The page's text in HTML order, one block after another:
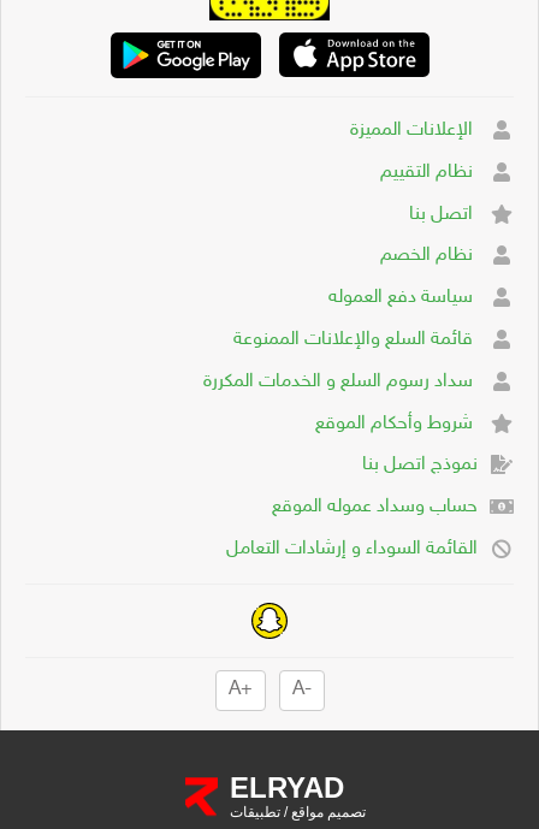
الإعلانات المميزة
نظام التقييم
اتصل بنا
نظام الخصم
سياسة دفع العموله
قائمة السلع والإعلانات الممنوعة
سداد رسوم السلع و الخدمات المكررة
شروط وأحكام الموقع
نموذج اتصل بنا
حساب وسداد عموله الموقع
القائمة السوداء و إرشادات التعامل
-A
+A
ELRYAD
تصميم مواقع/ تطبيقات